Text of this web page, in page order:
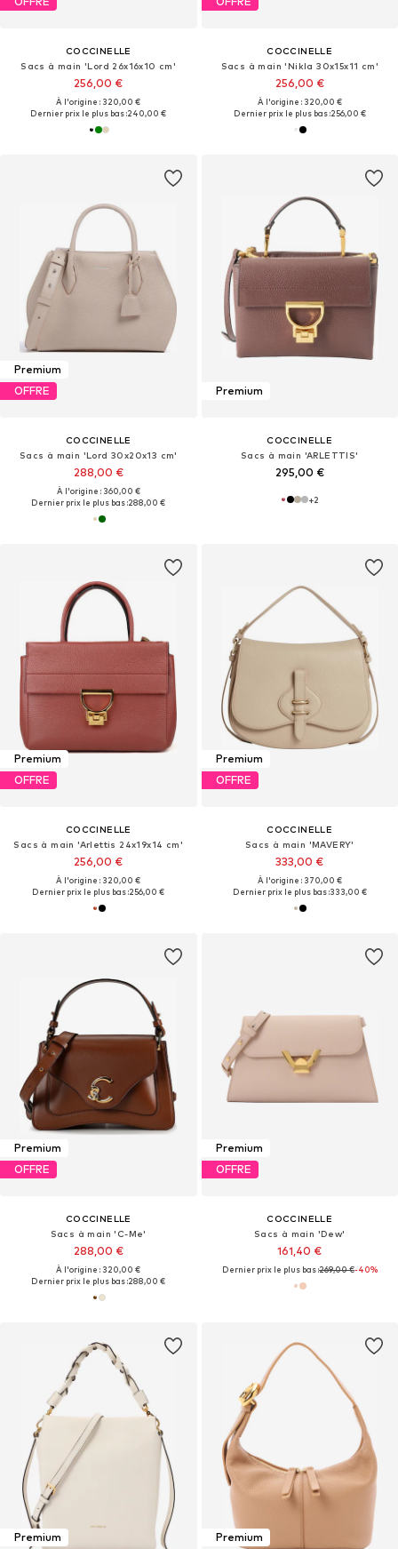
COCCINELLE
Sacs à main 'Lord 26x16x10 cm'
256,00 €
À l'origine : 320,00 €
Dernier prix le plus bas :240,00 €
COCCINELLE
Sacs à main 'Nikla 30x15x11 cm'
256,00 €
À l'origine : 320,00 €
Dernier prix le plus bas :256,00 €
Premium
OFFRE
COCCINELLE
Sacs à main 'Lord 30x20x13 cm'
288,00 €
À l'origine : 360,00 €
Dernier prix le plus bas :288,00 €
Premium
COCCINELLE
Sacs à main 'ARLETTIS'
295,00 €
+2
Premium
OFFRE
COCCINELLE
Sacs à main 'Arlettis 24x19x14 cm'
256,00 €
À l'origine : 320,00 €
Dernier prix le plus bas :256,00 €
Premium
OFFRE
COCCINELLE
Sacs à main 'MAVERY'
333,00 €
À l'origine : 370,00 €
Dernier prix le plus bas :333,00 €
Premium
OFFRE
COCCINELLE
Sacs à main 'C-Me'
288,00 €
À l'origine : 320,00 €
Dernier prix le plus bas :288,00 €
Premium
OFFRE
COCCINELLE
Sacs à main 'Dew'
161,40 €
Dernier prix le plus bas :269,00 €-40%
Premium
Premium